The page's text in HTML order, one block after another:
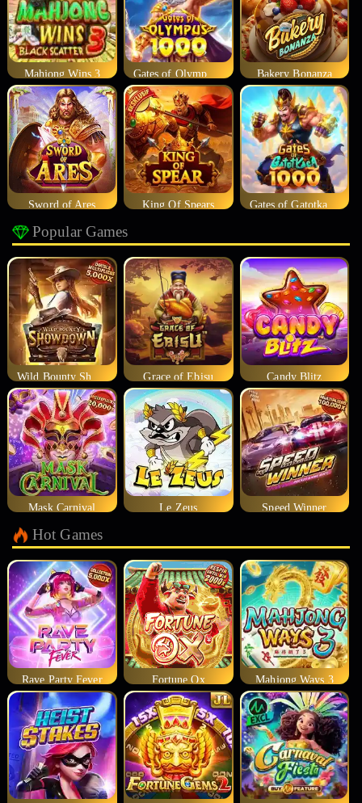
Mahjong Wins 3 Bakery Bonanza
Sword of Ares King Of Spears
Popular Games
Grace of Ebisu Candy Blitz
Mask Carnival Le Zeus Speed Winner
Hot Games
Rave Party Fever Fortune Ox Mahjong Ways 3